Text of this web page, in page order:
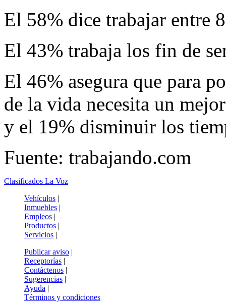
El 58% dice trabajar entre
El 43% trabaja los fin de
El 46% asegura que para
de la vida necesita un
y el 19% disminuir los
Fuente: trabajando.com
Clasificados La Voz
Vehículos |
Inmuebles |
Empleos |
Productos |
Servicios |
Publicar aviso |
Receptorías |
Contáctenos |
Sugerencias |
Ayuda |
Términos y condiciones